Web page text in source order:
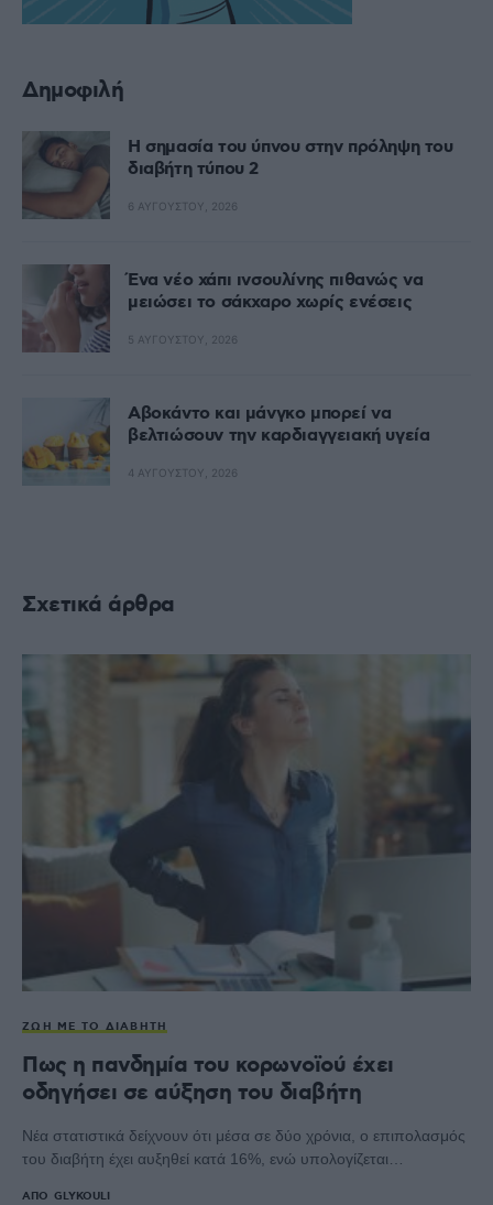
Δημοφιλή
Η σημασία του ύπνου στην πρόληψη του
διαβήτη τύπου 2
6 ΑΥΓΟΎΣΤΟΥ, 2026
Ένα νέο χάπι ινσουλίνης πιθανώς να
μειώσει το σάκχαρο χωρίς ενέσεις
5 ΑΥΓΟΎΣΤΟΥ, 2026
Αβοκάντο και μάνγκο μπορεί να
βελτιώσουν την καρδιαγγειακή υγεία
4 ΑΥΓΟΎΣΤΟΥ, 2026
Σχετικά άρθρα
ΖΩΉ ΜΕ ΤΟ ΔΙΑΒΉΤΗ
Πως η πανδημία του κορωνοϊού έχει
οδηγήσει σε αύξηση του διαβήτη
Νέα στατιστικά δείχνουν ότι μέσα σε δύο χρόνια, ο επιπολασμός
του διαβήτη έχει αυξηθεί κατά 16%, ενώ υπολογίζεται…
ΑΠΌ GLYKOULI